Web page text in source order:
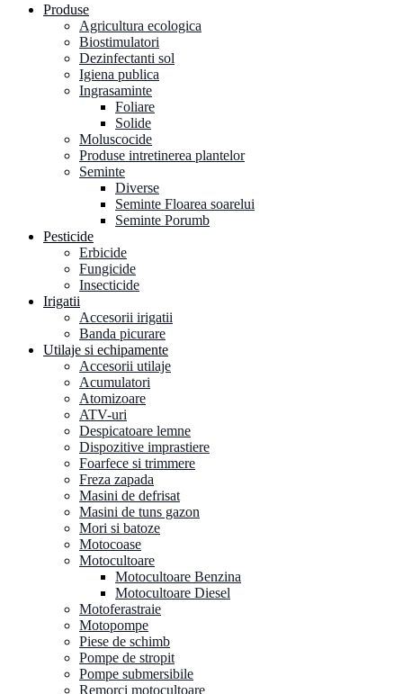
Produse
Agricultura ecologica
Biostimulatori
Dezinfectanti sol
Igiena publica
Ingrasaminte
Foliare
Solide
Moluscocide
Produse intretinerea plantelor
Seminte
Diverse
Seminte Floarea soarelui
Seminte Porumb
Pesticide
Erbicide
Fungicide
Insecticide
Irigatii
Accesorii irigatii
Banda picurare
Utilaje si echipamente
Accesorii utilaje
Acumulatori
Atomizoare
ATV-uri
Despicatoare lemne
Dispozitive imprastiere
Foarfece si trimmere
Freza zapada
Masini de defrisat
Masini de tuns gazon
Mori si batoze
Motocoase
Motocultoare
Motocultoare Benzina
Motocultoare Diesel
Motoferastraie
Motopompe
Piese de schimb
Pompe de stropit
Pompe submersibile
Remorci motocultoare